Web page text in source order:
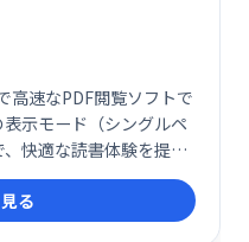
高速なPDF閲覧ソフトで
示モード（シングルペ
快適な読書体験を提供
いませんが、PDFの閲
すすめです。無料でご
る